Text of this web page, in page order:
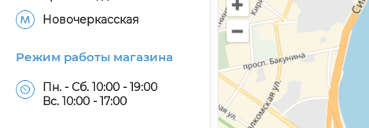
Новочеркасская
Режим работы магазина
Пн. - Сб. 10:00 - 19:00
Вс. 10:00 - 17:00